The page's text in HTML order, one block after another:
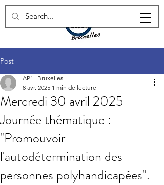
Post
Mercredi 30 avril 2025 -
Journée thématique :
"Promouvoir
l'autodétermination des
personnes polyhandicapées".
AP³ - Bruxelles
8 avr. 2025 1 min de lecture